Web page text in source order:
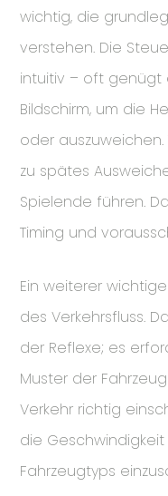
wichtig, die
verstehen. Die
intuitiv – oft genügt
Bildschirm, um die
oder auszuweichen.
zu spätes
Spielende führen.
Timing und
Ein weiterer
des Verkehrsfluss.
der Reflexe; es
Muster der
Verkehr richtig
die
Fahrzeugtyps